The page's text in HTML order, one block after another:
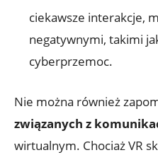
ciekawsze​ interakcje,
⁢negatywnymi, ⁢takimi
cyberprzemoc.
Nie​ można również
związanych z
wirtualnym. Chociaż VR